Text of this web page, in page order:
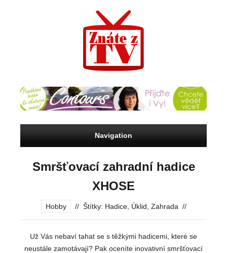
Navigation
Smršťovací zahradní hadice
XHOSE
Hobby // Štítky: Hadice, Úklid Zahrada //
Už Vás nebaví tahat se s těžkými hadicemi, které se
neustále zamotávají? Pak oceníte inovativní smršťovací